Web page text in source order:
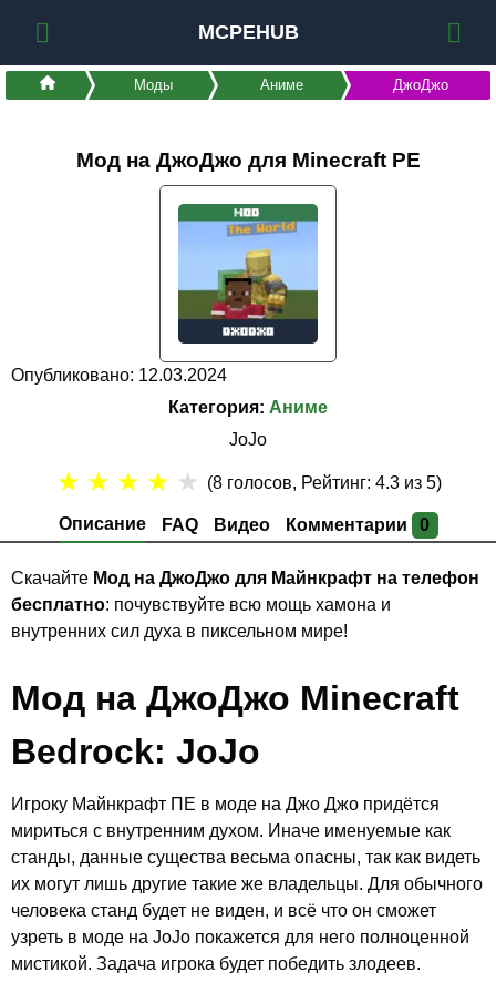
MCPEHUB
Моды Аниме ДжоДжо
Мод на ДжоДжо для Minecraft PE
Опубликовано: 12.03.2024
Категория: Аниме
JoJo
Описание FAQ Видео Комментарии 0
★ ★ ★ ★ ★ (8голосов, Рейтинг: 4.3из 5)
Скачайте Мод на ДжоДжо для Майнкрафт на телефон
бесплатно: почувствуйте всю мощь хамона и
внутренних сил духа в пиксельном мире!
Мод на ДжоДжо Minecraft
Bedrock: JoJo
Игроку Майнкрафт ПЕ в моде на Джо Джо придётся
мириться с внутренним духом. Иначе именуемые как
станды, данные существа весьма опасны, так как видеть
их могут лишь другие такие же владельцы. Для обычного
человека станд будет не виден, и всё что он сможет
узреть в моде на JoJo покажется для него полноценной
мистикой. Задача игрока будет победить злодеев.